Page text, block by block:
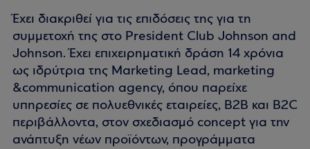
Έχει διακριθεί για τις επιδόσεις της για τη
συμμετοχή της στο President Club Johnson and
Johnson. Έχει επιχειρηματική δράση 14 χρόνια
ως ιδρύτρια της Marketing Lead, marketing
&communication agency, όπου παρείχε
υπηρεσίες σε πολυεθνικές εταιρείες, B2B και B2C
περιβάλλοντα, στον σχεδιασμό concept για την
ανάπτυξη νέων προϊόντων, προγράμματα